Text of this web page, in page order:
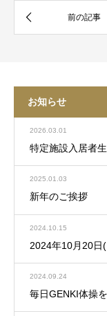
お知らせ
2026.03.01
特定施設入居者
2025.01.03
新年のご挨拶
2024.10.15
2024年10月20日
2024.09.24
毎日GENKI体操